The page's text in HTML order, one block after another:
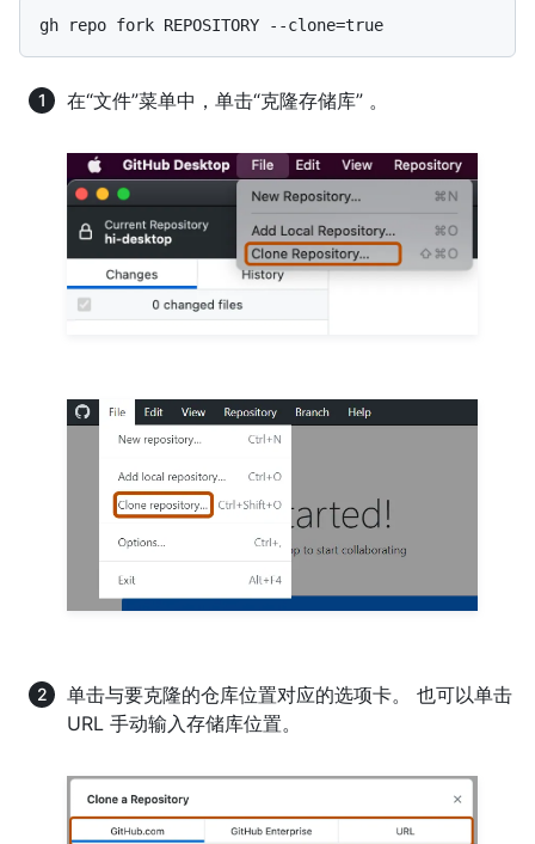
在“文件”菜单中，单击“克隆存储库” 。
单击与要克隆的仓库位置对应的选项卡。 也可以单击
URL 手动输入存储库位置。